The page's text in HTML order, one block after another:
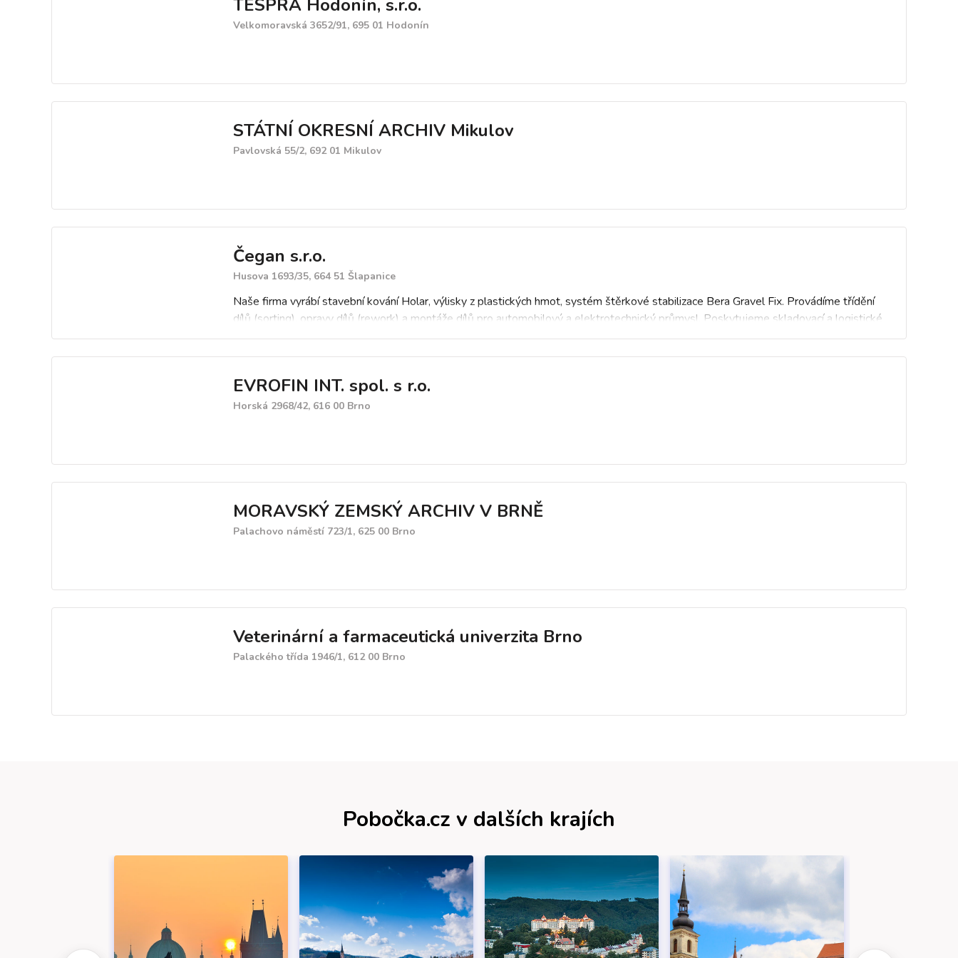
TESPRA Hodonín, s.r.o.
Velkomoravská 3652/91, 695 01 Hodonín
STÁTNÍ OKRESNÍ ARCHIV Mikulov
Pavlovská 55/2, 692 01 Mikulov
Čegan s.r.o.
Husova 1693/35, 664 51 Šlapanice
Naše firma vyrábí stavební kování Holar, výlisky z plastických hmot, systém štěrkové stabilizace Bera Gravel Fix. Provádíme třídění
dílů (sorting), opravy dílů (rework) a montáže dílů pro automobilový a elektrotechnický průmysl. Poskytujeme skladovací a logistické
služby a služby komerční spisovny.
EVROFIN INT. spol. s r.o.
Horská 2968/42, 616 00 Brno
MORAVSKÝ ZEMSKÝ ARCHIV V BRNĚ
Palachovo náměstí 723/1, 625 00 Brno
Veterinární a farmaceutická univerzita Brno
Palackého třída 1946/1, 612 00 Brno
Pobočka.cz v dalších krajích